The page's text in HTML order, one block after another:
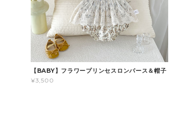
【BABY】フラワープリンセスロンパース＆帽子
¥3,500